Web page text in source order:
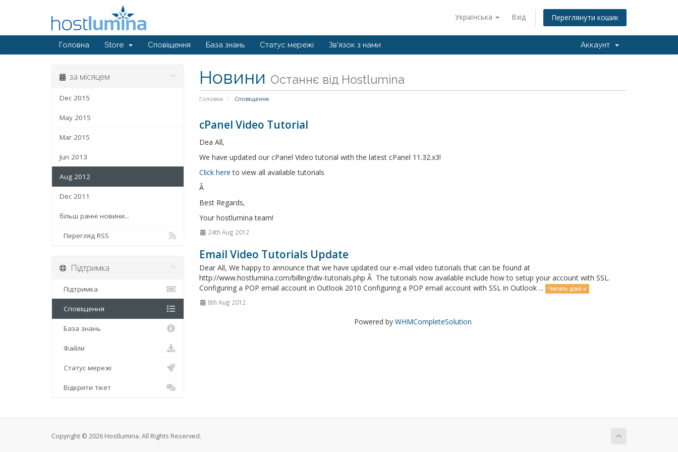
Українська Вхід Переглянути кошик
Головна Store Сповіщення База знань Статус мережі Зв'язок з нами Аккаунт
Новини Останнє від Hostlumina
Головна Сповіщення
за місяцем
Dec 2015
May 2015
Mar 2015
Jun 2013
Aug 2012
Dec 2011
більш ранні новини...
Перегляд RSS
cPanel Video Tutorial
Dea All,
We have updated our cPanel Video tutorial with the latest cPanel 11.32.x3!
Click hereto view all available tutorials
Â
Best Regards,
Your hostlumina team!
24th Aug 2012
Email Video Tutorials Update
Dear All, We happy to announce that we have updated our e-mail video tutorials that can be found at
http://www.hostlumina.com/billing/dw-tutorials.php Â The tutorials now available include how to setup your account with SSL.
Configuring a POP email account in Outlook 2010 Configuring a POP email account with SSL in Outlook ...
Читать далі »
8th Aug 2012
Powered by WHMCompleteSolution
Підтримка
Підтримка
Сповіщення
База знань
Файли
Статус мережі
Відкрити тікет
Copyright © 2026 Hostlumina. All Rights Reserved.